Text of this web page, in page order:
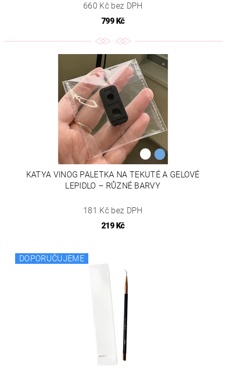
660 Kč bez DPH
799 Kč
KATYA VINOG PALETKA NA TEKUTÉ A GELOVÉ
LEPIDLO – RŮZNÉ BARVY
181 Kč bez DPH
219 Kč
DOPORUČUJEME